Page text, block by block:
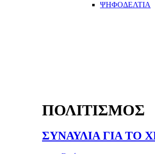
ΨΗΦΟΔΕΛΤΙΑ
ΠΟΛΙΤΙΣΜΟΣ
ΣΥΝΑΥΛΙΑ ΓΙΑ ΤΟ